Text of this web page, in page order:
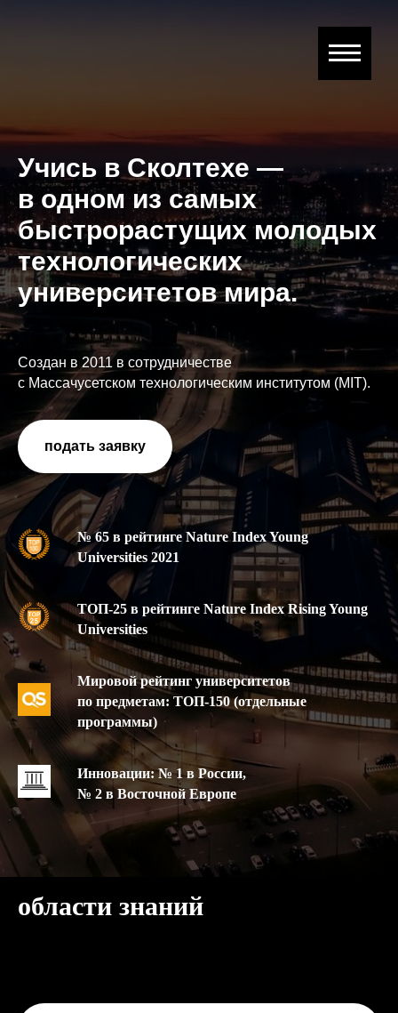
Учись в Сколтехе —
в одном из самых
быстрорастущих молодых
технологических
университетов мира.
Создан в 2011 в сотрудничестве
с Массачусетском технологическим институтом (MIT).
подать заявку
№ 65 в рейтинге Nature Index Young
Universities 2021
ТОП-25 в рейтинге Nature Index Rising Young
Universities
Мировой рейтинг университетов
по предметам: ТОП-150 (отдельные
программы)
Инновации: № 1 в России,
№ 2 в Восточной Европе
области знаний